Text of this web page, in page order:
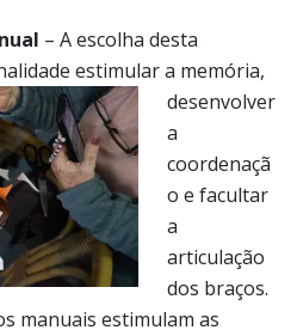
– A escolha desta
estimular a memória,
desenvolver
a
coordenaçã
o e facultar
a
articulação
dos braços.
manuais estimulam as